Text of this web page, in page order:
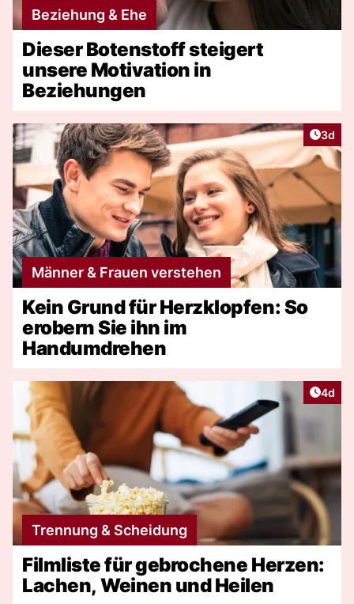
Beziehung & Ehe
Dieser Botenstoff steigert
unsere Motivation in
Beziehungen
3d
Männer & Frauen verstehen
Kein Grund für Herzklopfen: So
erobern Sie ihn im
Handumdrehen
4d
Trennung & Scheidung
Filmliste für gebrochene Herzen:
Lachen, Weinen und Heilen